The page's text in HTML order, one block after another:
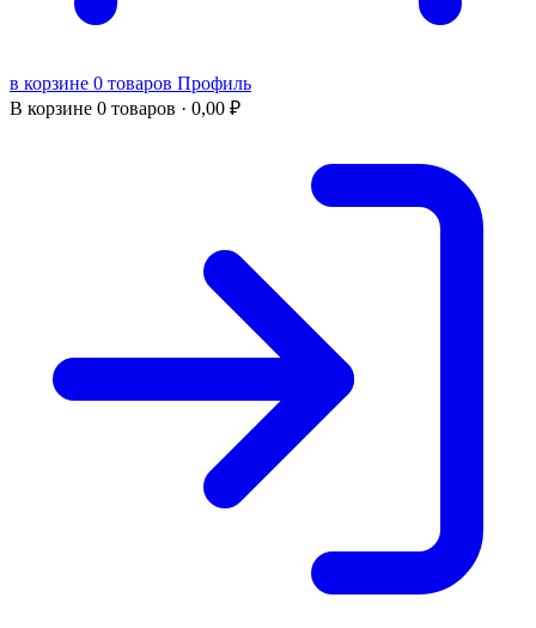
в корзине 0 товаров Профиль
В корзине 0 товаров · 0,00 ₽